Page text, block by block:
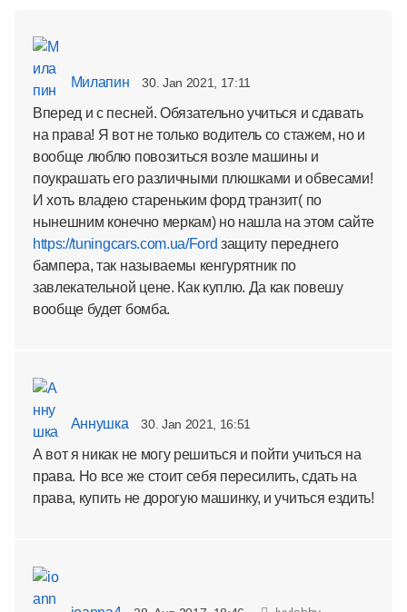
Милапин 30. Jan 2021, 17:11
Вперед и с песней. Обязательно учиться и сдавать
на права! Я вот не только водитель со стажем, но и
вообще люблю повозиться возле машины и
поукрашать его различными плюшками и обвесами!
И хоть владею стареньким форд транзит( по
нынешним конечно меркам) но нашла на этом сайте
https://tuningcars.com.ua/Ford защиту переднего
бампера, так называемы кенгурятник по
завлекательной цене. Как куплю. Да как повешу
вообще будет бомба.
Аннушка 30. Jan 2021, 16:51
А вот я никак не могу решиться и пойти учиться на
права. Но все же стоит себя пересилить, сдать на
права, купить не дорогую машинку, и учиться ездить!